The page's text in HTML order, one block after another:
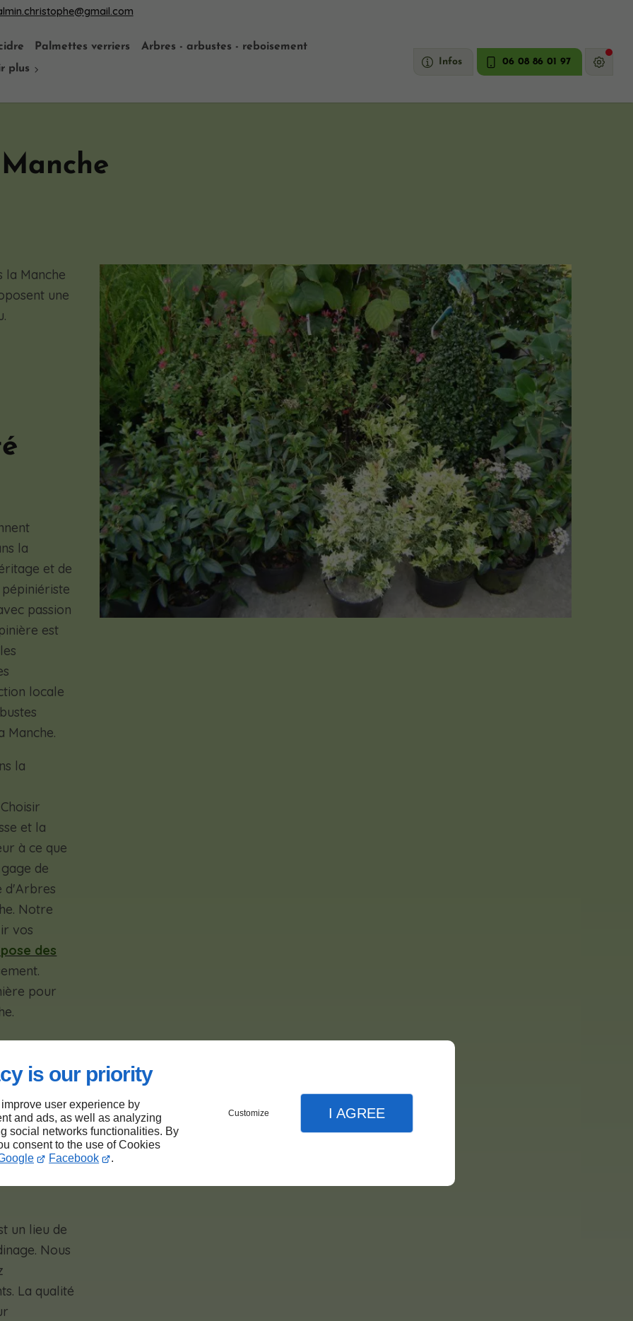
is our priority
user experience by
and ads, as well as analyzing
social networks functionalities. By
consent to the use of Cookies
Facebook .
Customize I AGREE
Palmettes verriers
Arbres - arbustes - reboisement
plus
Infos 06 08 86 01 97
la Manche
une
la
et de
passion
est
locale
Manche.
la
et la
à ce que
de
d'Arbres
Notre
vos
des
pour
la
un lieu de
Nous
La qualité